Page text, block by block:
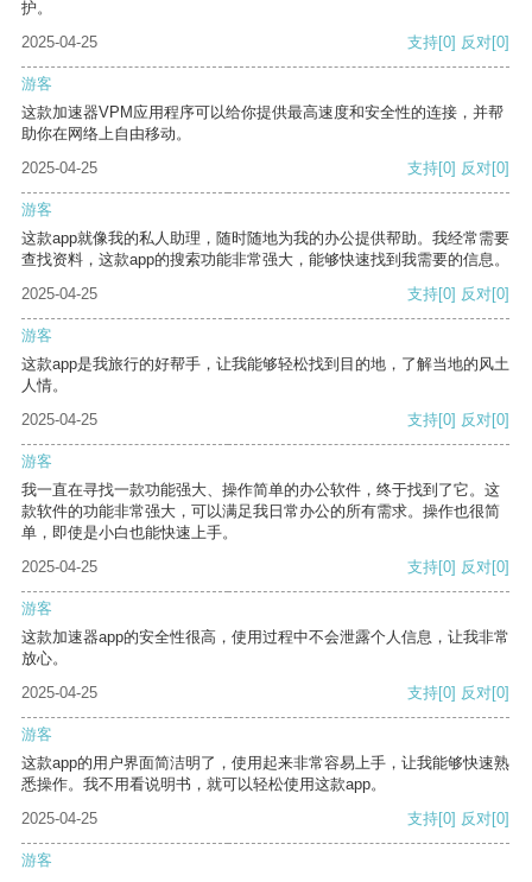
护。
2025-04-25
支持[0] 反对[0]
游客
这款加速器VPM应用程序可以给你提供最高速度和安全性的连接，并帮
助你在网络上自由移动。
2025-04-25
支持[0] 反对[0]
游客
这款app就像我的私人助理，随时随地为我的办公提供帮助。我经常需要
查找资料，这款app的搜索功能非常强大，能够快速找到我需要的信息。
2025-04-25
支持[0] 反对[0]
游客
这款app是我旅行的好帮手，让我能够轻松找到目的地，了解当地的风土
人情。
2025-04-25
支持[0] 反对[0]
游客
我一直在寻找一款功能强大、操作简单的办公软件，终于找到了它。这
款软件的功能非常强大，可以满足我日常办公的所有需求。操作也很简
单，即使是小白也能快速上手。
2025-04-25
支持[0] 反对[0]
游客
这款加速器app的安全性很高，使用过程中不会泄露个人信息，让我非常
放心。
2025-04-25
支持[0] 反对[0]
游客
这款app的用户界面简洁明了，使用起来非常容易上手，让我能够快速熟
悉操作。我不用看说明书，就可以轻松使用这款app。
2025-04-25
支持[0] 反对[0]
游客